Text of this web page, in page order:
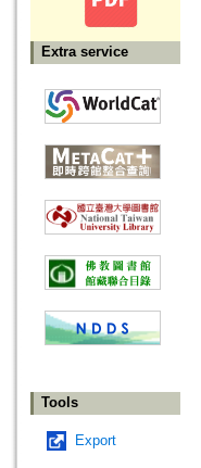
Extra service
Tools
Export